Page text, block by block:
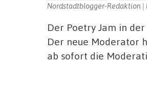
Nordstadtblogger-Redaktion
Der Poetry Jam in
Der neue Moderator
ab sofort die